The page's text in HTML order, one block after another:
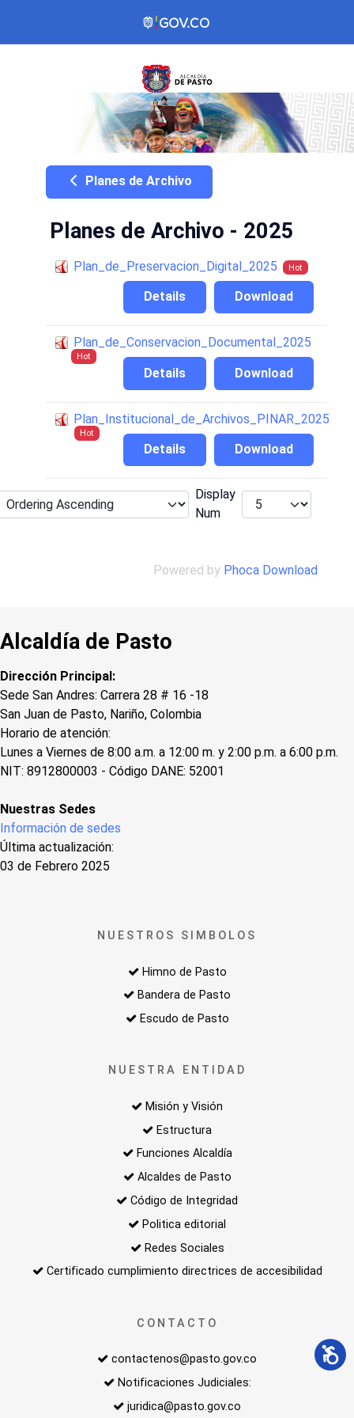
Planes de Archivo
Planes de Archivo - 2025
Plan_de_Preservacion_Digital_2025 Hot
Download
Details
Plan_de_Conservacion_Documental_2025
Hot
Download
Details
Plan_Institucional_de_Archivos_PINAR_2025
Hot
Download
Details
Display
Num
Powered by Phoca Download
Alcaldía de Pasto
Dirección Principal:
Sede San Andres: Carrera 28 # 16 -18
San Juan de Pasto, Nariño, Colombia
Horario de atención:
Lunes a Viernes de 8:00 a.m. a 12:00 m. y 2:00 p.m. a 6:00 p.m.
NIT: 8912800003 - Código DANE: 52001
Nuestras Sedes
Información de sedes
Última actualización:
03 de Febrero 2025
NUESTROS SIMBOLOS
Himno de Pasto
Bandera de Pasto
Escudo de Pasto
NUESTRA ENTIDAD
Misión y Visión
Estructura
Funciones Alcaldía
Alcaldes de Pasto
Código de Integridad
Politica editorial
Redes Sociales
Certificado cumplimiento directrices de accesibilidad
CONTACTO
contactenos@pasto.gov.co
Notificaciones Judiciales:
juridica@pasto.gov.co